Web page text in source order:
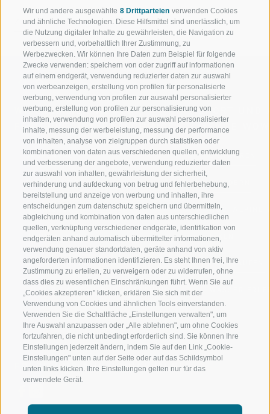
Wir und andere ausgewählte 8 Drittparteien verwenden Cookies
und ähnliche Technologien. Diese Hilfsmittel sind unerlässlich, um
die Nutzung digitaler Inhalte zu gewährleisten, die Navigation zu
verbessern und, vorbehaltlich Ihrer Zustimmung, zu
Werbezwecken. Wir können Ihre Daten zum Beispiel für folgende
Zwecke verwenden: speichern von oder zugriff auf informationen
auf einem endgerät, verwendung reduzierter daten zur auswahl
von werbeanzeigen, erstellung von profilen für personalisierte
werbung, verwendung von profilen zur auswahl personalisierter
werbung, erstellung von profilen zur personalisierung von
inhalten, verwendung von profilen zur auswahl personalisierter
inhalte, messung der werbeleistung, messung der performance
von inhalten, analyse von zielgruppen durch statistiken oder
kombinationen von daten aus verschiedenen quellen, entwicklung
und verbesserung der angebote, verwendung reduzierter daten
zur auswahl von inhalten, gewährleistung der sicherheit,
verhinderung und aufdeckung von betrug und fehlerbehebung,
bereitstellung und anzeige von werbung und inhalten, ihre
entscheidungen zum datenschutz speichern und übermitteln,
abgleichung und kombination von daten aus unterschiedlichen
quellen, verknüpfung verschiedener endgeräte, identifikation von
endgeräten anhand automatisch übermittelter informationen,
verwendung genauer standortdaten, geräte anhand von aktiv
angeforderten informationen identifizieren. Es steht Ihnen frei, Ihre
Zustimmung zu erteilen, zu verweigern oder zu widerrufen, ohne
dass dies zu wesentlichen Einschränkungen führt. Wenn Sie auf
„Cookies akzeptieren" klicken, erklären Sie sich mit der
Verwendung von Cookies und ähnlichen Tools einverstanden.
Verwenden Sie die Schaltfläche „Einstellungen verwalten", um
Ihre Auswahl anzupassen oder „Alle ablehnen", um ohne Cookies
fortzufahren, die nicht unbedingt erforderlich sind. Sie können Ihre
Einstellungen jederzeit ändern, indem Sie auf den Link „Cookie-
Einstellungen" unten auf der Seite oder auf das Schildsymbol
unten links klicken. Ihre Einstellungen gelten nur für das
verwendete Gerät.
ZURÜCK
WILLKOMMEN IN DER
FERIENREGION RATSCHINGS
JAUFENTAL
RATSCHINGS
RIDNAUNTAL
BERGBAHNEN
SKISCHULE RATSCHINGS
LUISL'S SKISCHULE IN RATSCHINGS
SPORT UND
MENGE
SKIFAHREN
WANDERN
HOCHALPINE
BIKEN
LANGLAUFEN
FOLGE UNS AUF SOCIAL MEDIA